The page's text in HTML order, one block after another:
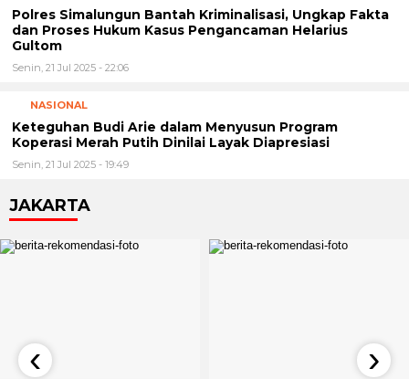
Polres Simalungun Bantah Kriminalisasi, Ungkap Fakta
dan Proses Hukum Kasus Pengancaman Helarius
Gultom
Senin, 21 Jul 2025 - 22:06
NASIONAL
Keteguhan Budi Arie dalam Menyusun Program
Koperasi Merah Putih Dinilai Layak Diapresiasi
Senin, 21 Jul 2025 - 19:49
JAKARTA
‹ ›